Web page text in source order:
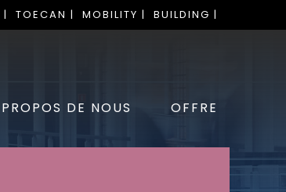
BUILDING |
MOBILITY |
TOECAN |
|
DE NOUS OFFRE